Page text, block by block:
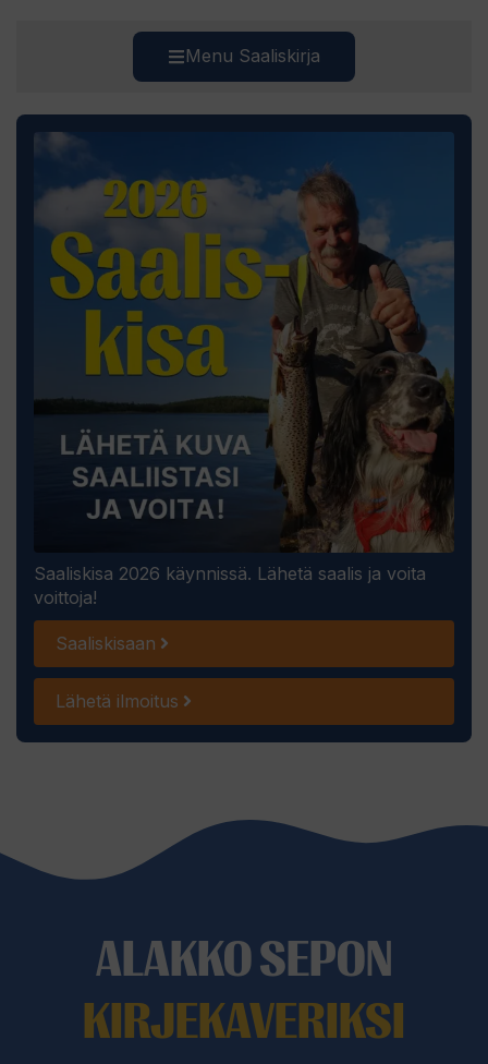
Menu Saaliskirja
Saaliskisa 2026 käynnissä. Lähetä saalis ja voita
voittoja!
Saaliskisaan
Lähetä ilmoitus
ALAKKO SEPON
KIRJEKAVERIKSI